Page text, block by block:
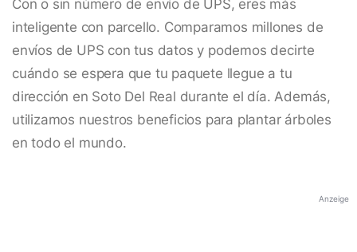
Con o sin número de envío de UPS, eres más
inteligente con parcello. Comparamos millones de
envíos de UPS con tus datos y podemos decirte
cuándo se espera que tu paquete llegue a tu
dirección en Soto Del Real durante el día. Además,
utilizamos nuestros beneficios para plantar árboles
en todo el mundo.
Anzeige